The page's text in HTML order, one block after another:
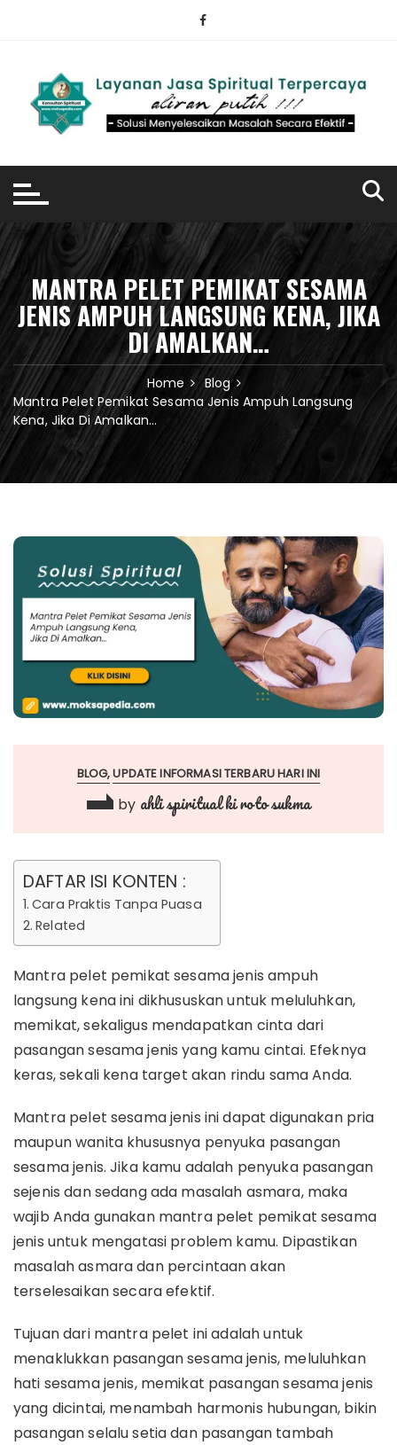
MANTRA PELET PEMIKAT SESAMA
JENIS AMPUH LANGSUNG KENA, JIKA
DI AMALKAN…
Home
Blog
Mantra Pelet Pemikat Sesama Jenis Ampuh Langsung
Kena, Jika Di Amalkan…
BLOG UPDATE INFORMASI TERBARU HARI INI
by ahli spiritual ki roto sukma
DAFTAR ISI KONTEN :
Cara Praktis Tanpa Puasa
Related
Mantra pelet pemikat sesama jenis ampuh
langsung kena ini dikhususkan untuk meluluhkan,
memikat, sekaligus mendapatkan cinta dari
pasangan sesama jenis yang kamu cintai. Efeknya
keras, sekali kena target akan rindu sama Anda.
Mantra pelet sesama jenis ini dapat digunakan pria
maupun wanita khususnya penyuka pasangan
sesama jenis. Jika kamu adalah penyuka pasangan
sejenis dan sedang ada masalah asmara, maka
wajib Anda gunakan mantra pelet pemikat sesama
jenis untuk mengatasi problem kamu. Dipastikan
masalah asmara dan percintaan akan
terselesaikan secara efektif.
Tujuan dari mantra pelet ini adalah untuk
menaklukkan pasangan sesama jenis, meluluhkan
hati sesama jenis, memikat pasangan sesama jenis
yang dicintai, menambah harmonis hubungan, bikin
pasangan selalu setia dan pasangan tambah